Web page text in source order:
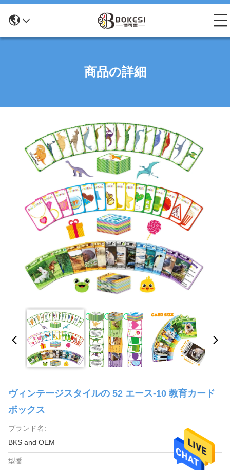
商品の詳細
ヴィンテージスタイルの 52 エース-10 教育カード
ボックス
ブランド名:
BKS and OEM
型番: